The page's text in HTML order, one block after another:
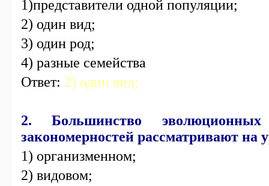
1)представители одной популяции;
2) один вид;
3) один род;
4) разные семейства
Ответ: 2) один вид;
2. Большинство
закономерностей рассматривают на
1) организменном;
2) видовом;